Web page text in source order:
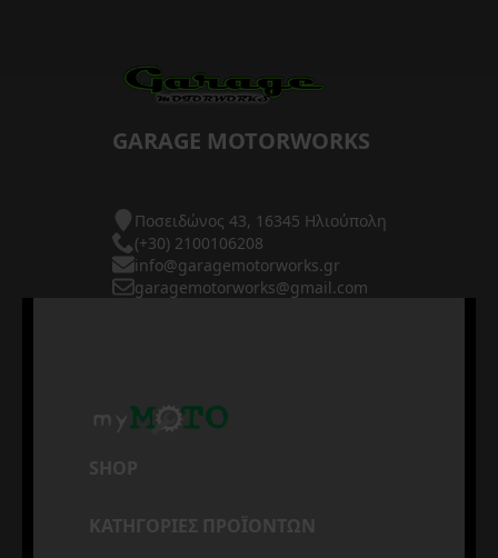
GARAGE MOTORWORKS
Ποσειδώνος 43, 16345 Ηλιούπολη
(+30) 2100106208
info@garagemotorworks.gr
garagemotorworks@gmail.com
SHOP
ΚΑΤΗΓΟΡΙΕΣ ΠΡΟΪΟΝΤΩΝ